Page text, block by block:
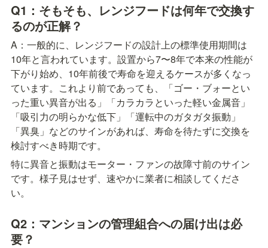
Q1：そもそも、レンジフードは何年で交換す
るのが正解？
A：一般的に、レンジフードの設計上の標準使用期間は
10年と言われています。設置から7〜8年で本来の性能が
下がり始め、10年前後で寿命を迎えるケースが多くなっ
ています。これより前であっても、「ゴー・ブォーとい
った重い異音が出る」「カラカラといった軽い金属音」
「吸引力の明らかな低下」「運転中のガタガタ振動」
「異臭」などのサインがあれば、寿命を待たずに交換を
検討すべき時期です。
特に異音と振動はモーター・ファンの故障寸前のサイン
です。様子見はせず、速やかに業者に相談してくださ
い。
Q2：マンションの管理組合への届け出は必
要？